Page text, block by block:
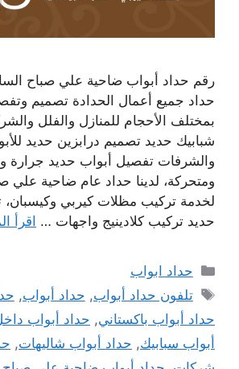
رقم حداد أبواب ضاحية علي صباح
حداد جميع أعمال الحدادة تصميم
بمختلف الأحجام للمنازل والفلل
شبابيك حديد تصميم درابزين حديد
والشرفات تفصيل أبواب حديد جرارة
ومتحركة، لدينا حداد عام ضاحية علي
لخدمة تركيب مظلات كيربي وكيسبان،
حديد تركيب كلادينيج واجهات … اقرأ
التصنيفات
حداد ابواب
الوسوم
تلفون حداد أبواب, حداد أبواب,
حداد أبواب باكستاني, حداد أبواب
أبواب سبابيك, حداد أبواب شاليهات,